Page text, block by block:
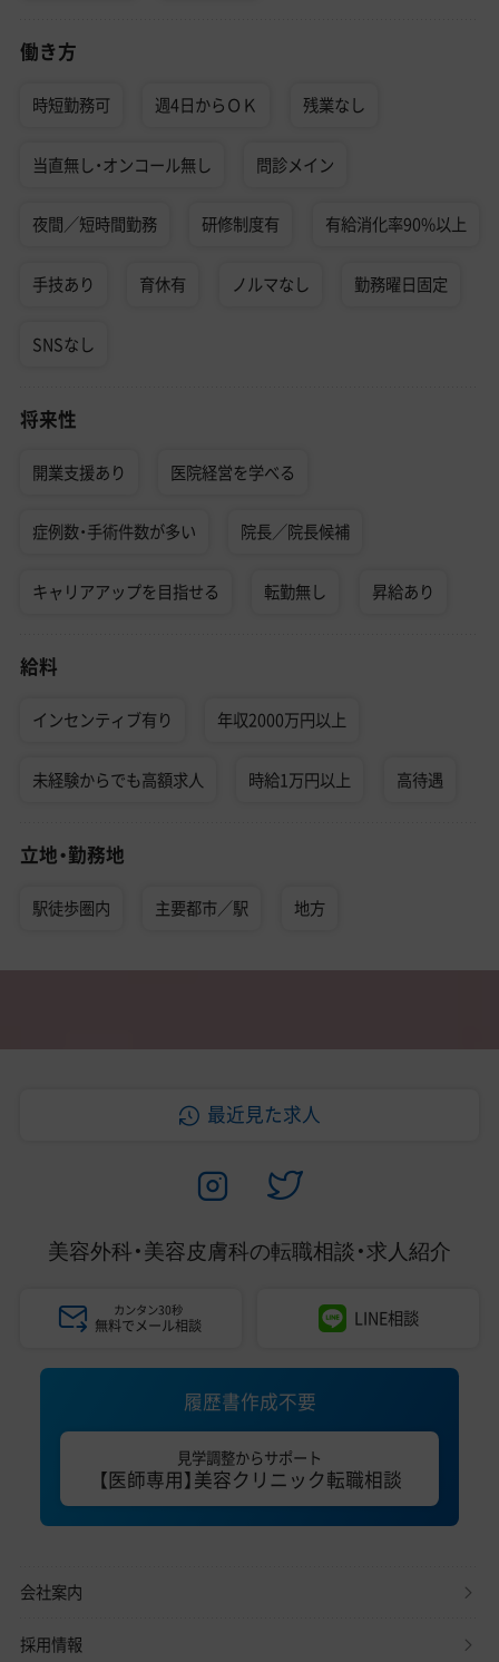
働き方
時短勤務可 週4日からＯＫ 残業なし
当直無し・オンコール無し 問診メイン
夜間／短時間勤務 研修制度有 有給消化率90%以上
手技あり 育休有 ノルマなし 勤務曜日固定
SNSなし
将来性
開業支援あり 医院経営を学べる
症例数・手術件数が多い 院長／院長候補
キャリアアップを目指せる 転勤無し 昇給あり
給料
インセンティブ有り 年収2000万円以上
未経験からでも高額求人 時給1万円以上 高待遇
立地・勤務地
駅徒歩圏内 主要都市／駅 地方
最近見た求人
美容外科・美容皮膚科の転職相談・求人紹介
カンタン30秒
無料でメール相談 LINE相談
履歴書作成不要
見学調整からサポート
【医師専用】美容クリニック転職相談
会社案内
採用情報